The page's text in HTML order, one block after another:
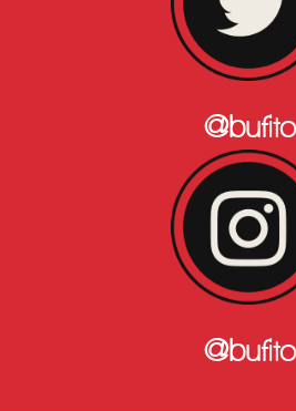
@bufito
@bufito